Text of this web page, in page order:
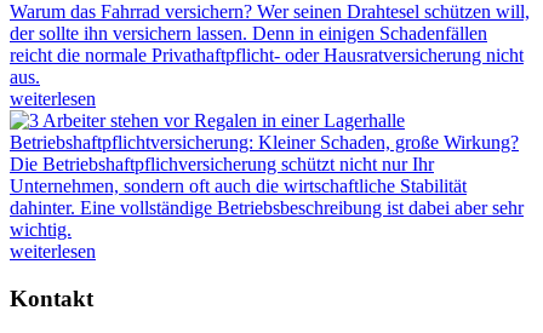
Warum das Fahrrad versichern? Wer seinen Drahtesel schützen will,
der sollte ihn versichern lassen. Denn in einigen Schadenfällen
reicht die normale Privathaftpflicht- oder Hausratversicherung nicht
aus.
weiterlesen
Betriebshaftpflichtversicherung: Kleiner Schaden, große Wirkung?
Die Betriebshaftpflichversicherung schützt nicht nur Ihr
Unternehmen, sondern oft auch die wirtschaftliche Stabilität
dahinter. Eine vollständige Betriebsbeschreibung ist dabei aber sehr
wichtig.
weiterlesen
Kontakt